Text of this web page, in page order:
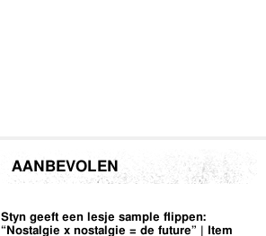
AANBEVOLEN
Styn geeft een lesje sample flippen:
“Nostalgie x nostalgie = de future” | Item